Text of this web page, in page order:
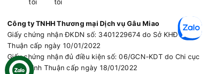
Công ty TNHH Thương mại Dịch vụ Gâu Miao
Giấy chứng nhận ĐKDN số: 3401229674 do Sở KHĐT Bình
Thuận cấp ngày 10/01/2022
Giấy chứng nhận đủ điều kiện số: 06/GCN-KDT do Chi cục
Thú y Bình Thuận cấp ngày 18/01/2022